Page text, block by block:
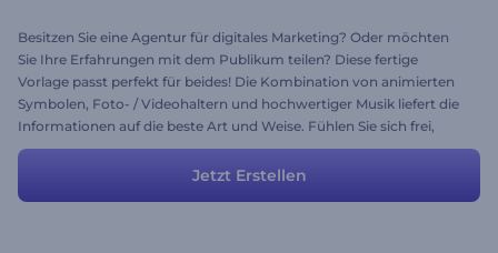
Besitzen Sie eine Agentur für digitales Marketing? Oder möchten
Sie Ihre Erfahrungen mit dem Publikum teilen? Diese fertige
Vorlage passt perfekt für beides! Die Kombination von animierten
Symbolen, Foto- / Videohaltern und hochwertiger Musik liefert die
Informationen auf die beste Art und Weise. Fühlen Sie sich frei,
einige Szenen oder Texte hinzuzufügen oder zu bearbeiten und Ihr
fertiges Video herunterzuladen. Teilen Sie jetzt Ihr Wissen!
Jetzt Erstellen